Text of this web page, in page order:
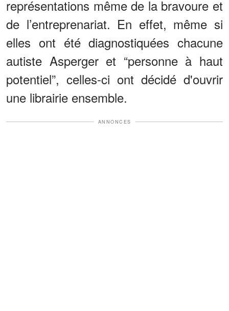
représentations même de la bravoure et
de l’entreprenariat. En effet, même si
elles ont été diagnostiquées chacune
autiste Asperger et “personne à haut
potentiel”, celles-ci ont décidé d'ouvrir
une librairie ensemble.
ANNONCES